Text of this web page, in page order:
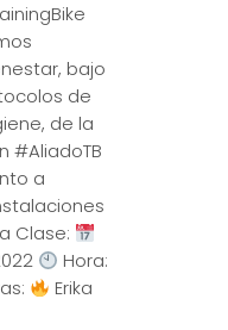
bajo
de
de la
#AliadoTB
a
Clase:
Hora:
Erika